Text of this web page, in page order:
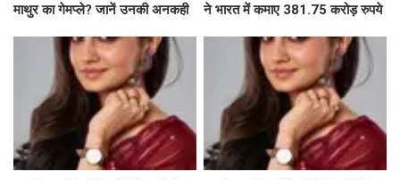
माथुर का गेमप्ले? जानें उनकी अनकही
ने भारत में कमाए 381.75 करोड़ रुपये